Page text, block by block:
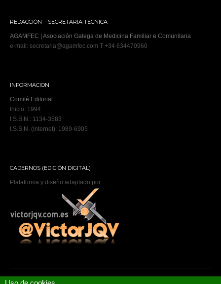
REDACCIÓN – SECRETARIA TÉCNICA
AGAMFEC | Asociación Galega de Medicina Familiar e Comunitaria
e-mail: secretaria@agamfec.com T +34 634470960
INFORMACION
Comité Editorial
Inicio: 1994
I.S.S.N.: 1134-3583
I.S.S.N. (Internet): 1989-6905
CADERNOS (EDICIÓN DIGITAL)
Plataforma y diseño adaptado por